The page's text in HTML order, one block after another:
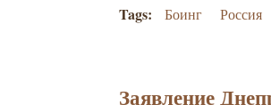
Tags: Боинг Россия
Заявление